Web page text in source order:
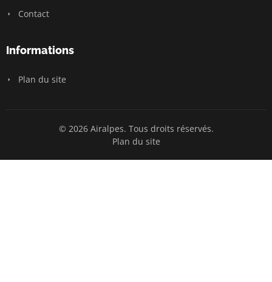
Contact
Informations
Plan du site
© 2026 Airalpes. Tous droits réservés.
Plan du site